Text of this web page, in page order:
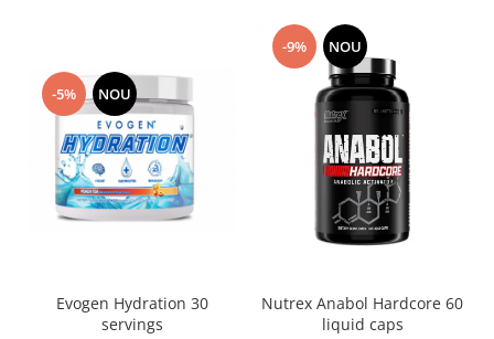
-5% NOU
Evogen Hydration 30
servings
-9% NOU
Nutrex Anabol Hardcore 60
liquid caps